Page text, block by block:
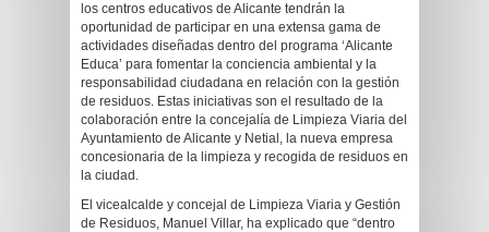
los centros educativos de Alicante tendrán la
oportunidad de participar en una extensa gama de
actividades diseñadas dentro del programa ‘Alicante
Educa’ para fomentar la conciencia ambiental y la
responsabilidad ciudadana en relación con la gestión
de residuos. Estas iniciativas son el resultado de la
colaboración entre la concejalía de Limpieza Viaria del
Ayuntamiento de Alicante y Netial, la nueva empresa
concesionaria de la limpieza y recogida de residuos en
la ciudad.
El vicealcalde y concejal de Limpieza Viaria y Gestión
de Residuos, Manuel Villar, ha explicado que “dentro